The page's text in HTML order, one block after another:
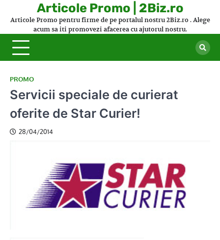
Articole Promo | 2Biz.ro
Articole Promo pentru firme de pe portalul nostru 2Biz.ro . Alege
acum sa iti promovezi afacerea cu ajutorul nostru.
PROMO
Servicii speciale de curierat
oferite de Star Curier!
28/04/2014